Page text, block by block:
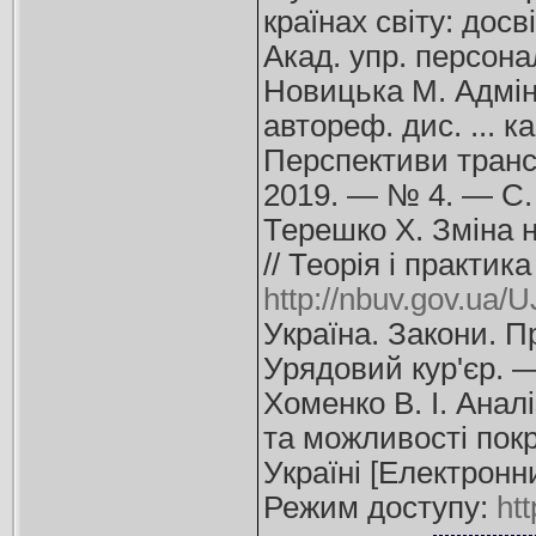
країнах світу:
Акад. упр.
Новицька М.
автореф. дис. ...
Перспективи
2019. — № 4. — С.
Терешко Х. Зміна
// Теорія і
http://nbuv.gov.ua/
Україна. Закони.
Урядовий
Хоменко В. І.
та можливості
Україні
Режим доступу: